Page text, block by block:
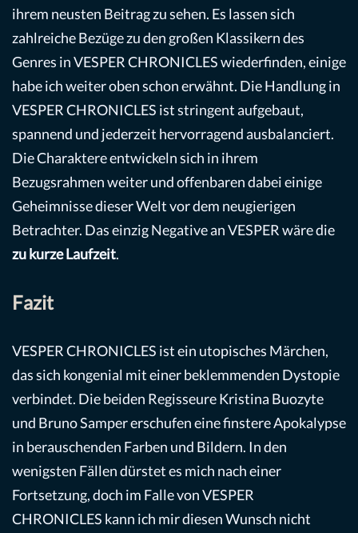
ihrem neusten Beitrag zu sehen. Es lassen sich
zahlreiche Bezüge zu den großen Klassikern des
Genres in VESPER CHRONICLES wiederfinden, einige
habe ich weiter oben schon erwähnt. Die Handlung in
VESPER CHRONICLES ist stringent aufgebaut,
spannend und jederzeit hervorragend ausbalanciert.
Die Charaktere entwickeln sich in ihrem
Bezugsrahmen weiter und offenbaren dabei einige
Geheimnisse dieser Welt vor dem neugierigen
Betrachter. Das einzig Negative an VESPER wäre die
zu kurze Laufzeit.
Fazit
VESPER CHRONICLES ist ein utopisches Märchen,
das sich kongenial mit einer beklemmenden Dystopie
verbindet. Die beiden Regisseure Kristina Buozyte
und Bruno Samper erschufen eine finstere Apokalypse
in berauschenden Farben und Bildern. In den
wenigsten Fällen dürstet es mich nach einer
Fortsetzung, doch im Falle von VESPER
CHRONICLES kann ich mir diesen Wunsch nicht